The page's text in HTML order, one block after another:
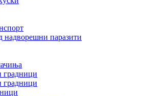
надворешни паразити
градници
градници